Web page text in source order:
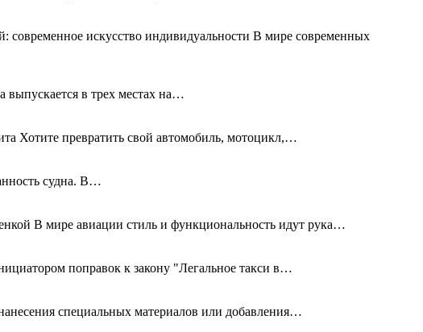
искусство индивидуальности В мире современных
выпускается в трех местах на…
Хотите превратить свой автомобиль, мотоцикл,…
судна. В…
В мире авиации стиль и функциональность идут рука…
поправок к закону "Легальное такси в…
специальных материалов или добавления…